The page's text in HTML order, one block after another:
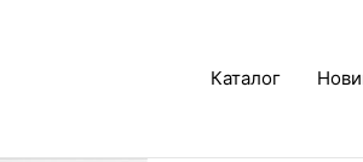
Каталог